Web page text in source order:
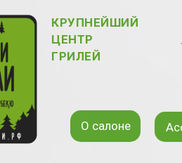
КРУПНЕЙШИЙ
ЦЕНТР
ГРИЛЕЙ
О салоне